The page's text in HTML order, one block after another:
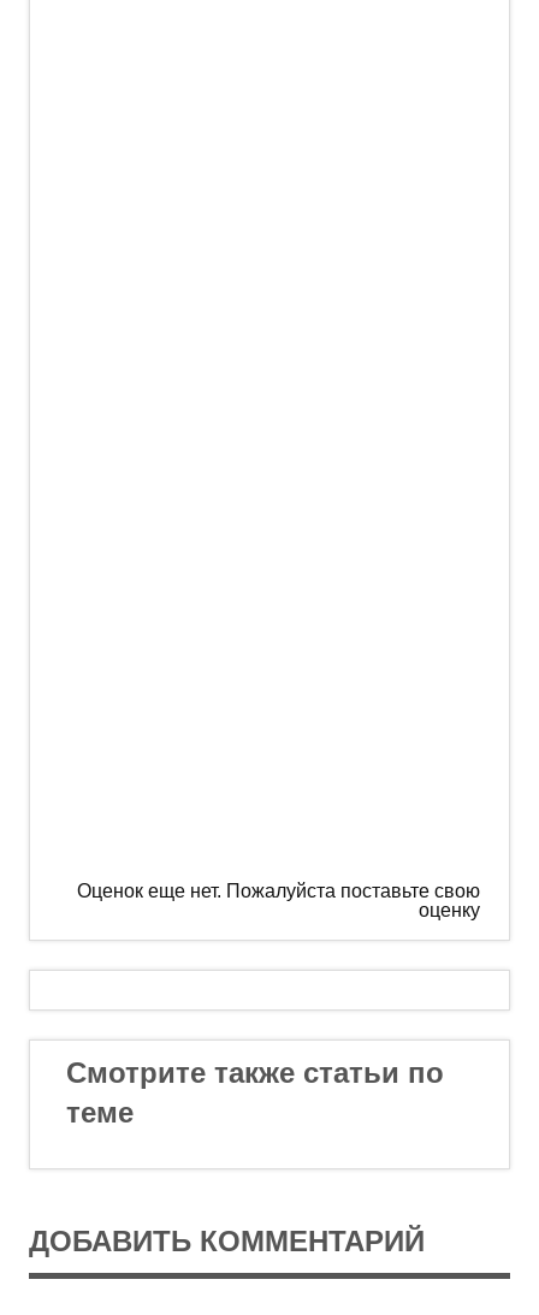
Оценок еще нет. Пожалуйста поставьте свою
оценку
Смотрите также статьи по
теме
ДОБАВИТЬ КОММЕНТАРИЙ